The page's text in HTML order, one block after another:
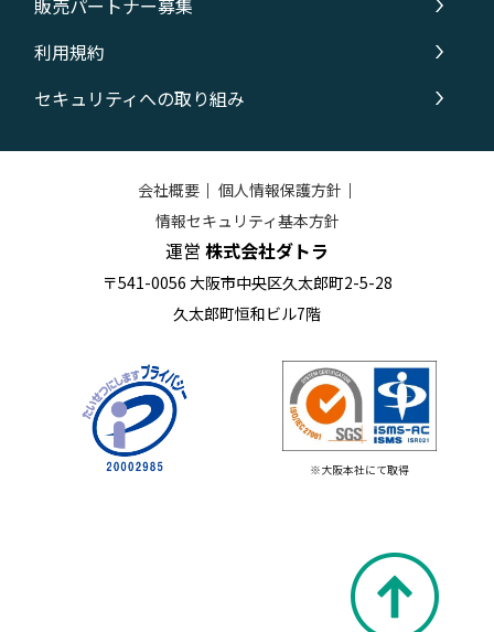
販売パートナー募集
利用規約
セキュリティへの取り組み
会社概要｜ 個人情報保護方針 ｜
情報セキュリティ基本方針
運営 株式会社ダトラ
〒541-0056 大阪市中央区久太郎町2-5-28
久太郎町恒和ビル7階
※大阪本社にて取得